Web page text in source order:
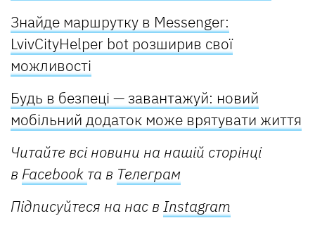
Знайде маршрутку в Messenger:
LvivCityHelper bot розширив свої
можливості
Будь в безпеці — завантажуй: новий
мобільний додаток може врятувати життя
Читайте всі новини на нашій сторінці
в Facebook та в Телеграм
Підписуйтеся на нас в Іnstagram